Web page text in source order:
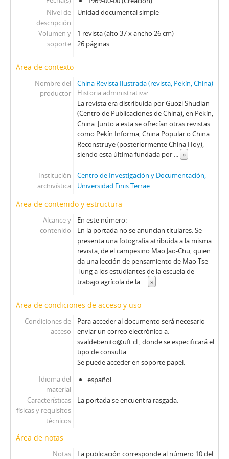
Pag - Páginas: Para una acción solidaria
PEC - Política. Economía. Cultura.
PP - Pluma y Pincel
PM - Pacífico Magazine
REC - Revista el Compañero
S - Solidaridad
TS - Tribuna Sindical
UL - Unidad y Lucha: Órgano del Comité Central del Partido Socialista
VC - Vía Chilena
ZZ - Zig-Zag
Nivel de
descripción
Unidad documental simple
Volumen y
soporte
1 revista (alto 37 x ancho 26 cm)
26 páginas
Área de contexto
Nombre del
productor
China Revista Ilustrada (revista, Pekín, China)
Historia administrativa
La revista era distribuida por Guozi Shudian
(Centro de Publicaciones de China), en Pekín,
China. Junto a esta se ofrecían otras revistas
como Pekín Informa, China Popular o China
Reconstruye (posteriormente China Hoy),
siendo esta última fundada por ... »
Institución
archivística
Centro de Investigación y Documentación,
Universidad Finis Terrae
Área de contenido y estructura
Alcance y
contenido
En este número:
En la portada no se anuncian titulares. Se
presenta una fotografía atribuida a la misma
revista, de el campesino Mao Jao-Chu, quien
da una lección de pensamiento de Mao Tse-
Tung a los estudiantes de la escuela de
trabajo agrícola de la ... »
Área de condiciones de acceso y uso
Condiciones de
acceso
Para acceder al documento será necesario
enviar un correo electrónico a:
svaldebenito@uft.cl , donde se especificará el
tipo de consulta.
Se puede acceder en soporte papel.
Idioma del
material
español
Características
físicas y requisitos
técnicos
La portada se encuentra rasgada.
Área de notas
Notas
La publicación corresponde al número 10 del